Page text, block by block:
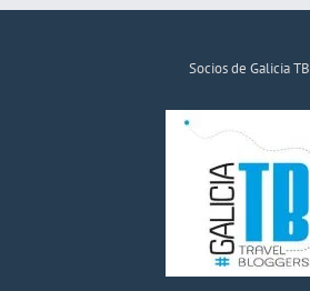
Socios de Galicia TB